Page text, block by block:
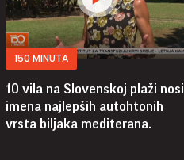
150 MINUTA
10 vila na Slovenskoj plaži nosi
imena najlepših autohtonih
vrsta biljaka mediterana.